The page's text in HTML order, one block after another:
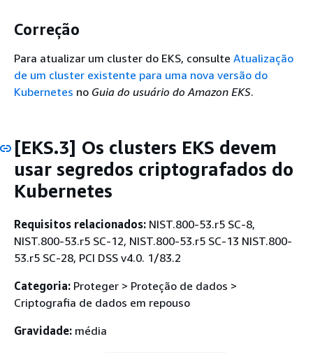
Correção
Para atualizar um cluster do EKS, consulte Atualização
de um cluster existente para uma nova versão do
Kubernetes no Guia do usuário do Amazon EKS.
[EKS.3] Os clusters EKS devem
usar segredos criptografados do
Kubernetes
Requisitos relacionados: NIST.800-53.r5 SC-8,
NIST.800-53.r5 SC-12, NIST.800-53.r5 SC-13 NIST.800-
53.r5 SC-28, PCI DSS v4.0. 1/83.2
Categoria: Proteger > Proteção de dados >
Criptografia de dados em repouso
Gravidade: média